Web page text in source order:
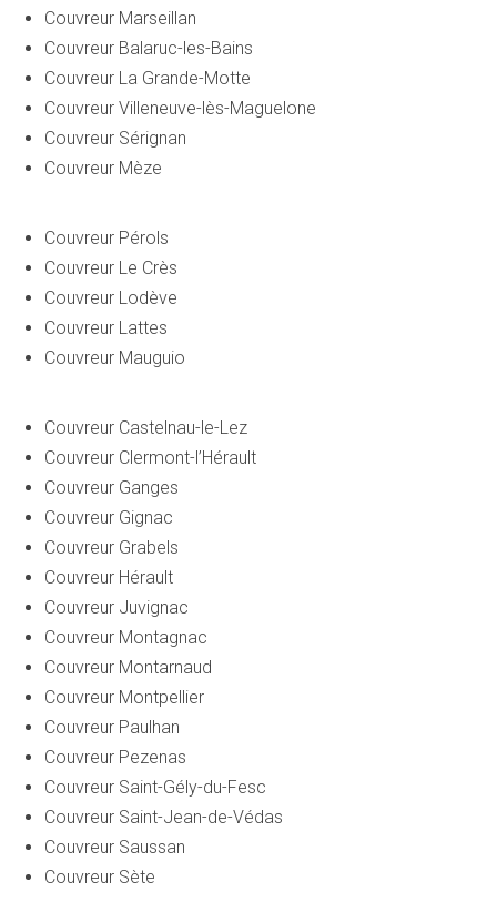
Couvreur Marseillan
Couvreur Balaruc-les-Bains
Couvreur La Grande-Motte
Couvreur Villeneuve-lès-Maguelone
Couvreur Sérignan
Couvreur Mèze
Couvreur Pérols
Couvreur Le Crès
Couvreur Lodève
Couvreur Lattes
Couvreur Mauguio
Couvreur Castelnau-le-Lez
Couvreur Clermont-l’Hérault
Couvreur Ganges
Couvreur Gignac
Couvreur Grabels
Couvreur Hérault
Couvreur Juvignac
Couvreur Montagnac
Couvreur Montarnaud
Couvreur Montpellier
Couvreur Paulhan
Couvreur Pezenas
Couvreur Saint-Gély-du-Fesc
Couvreur Saint-Jean-de-Védas
Couvreur Saussan
Couvreur Sète